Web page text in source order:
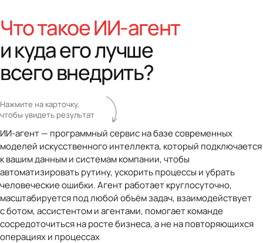
Что такое ИИ-агент
и куда его лучше
всего внедрить?
Нажмите на карточку,
чтобы увидеть результат
ИИ-агент — программный сервис на базе современных
моделей искусственного интеллекта, который подключается
к вашим данным и системам компании, чтобы
автоматизировать рутину, ускорить процессы и убрать
человеческие ошибки. Агент работает круглосуточно,
масштабируется под любой объём задач, взаимодействует
с ботом, ассистентом и агентами, помогает команде
сосредоточиться на росте бизнеса, а не на повторяющихся
операциях и процессах